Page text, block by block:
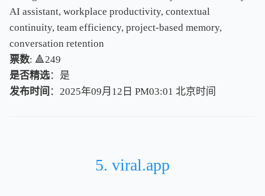
AI assistant, workplace productivity, contextual
continuity, team efficiency, project-based memory,
conversation retention
票数: 🔺249
是否精选：是
发布时间 ：2025年09月12日 PM03:01 北京时间
北京时间
5. viral.app